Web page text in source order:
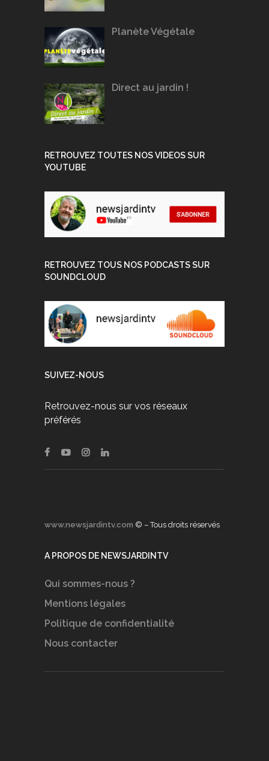
Planète Végétale
Direct au jardin !
RETROUVEZ TOUTES NOS VIDEOS SUR
YOUTUBE
RETROUVEZ TOUS NOS PODCASTS SUR
SOUNDCLOUD
SUIVEZ-NOUS
Retrouvez-nous sur vos réseaux
préférés
www.newsjardintv.com © – Tous droits réservés
A PROPOS DE NEWSJARDINTV
Qui sommes-nous ?
Mentions légales
Politique de confidentialité
Nous contacter